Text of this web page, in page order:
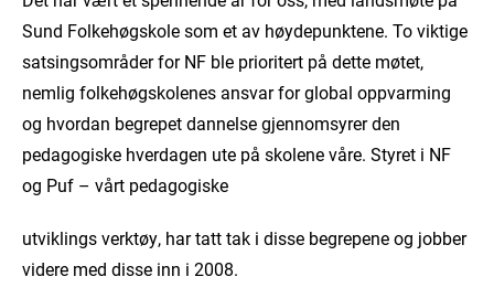
Sund Folkehøgskole som et av høydepunktene. To viktige
satsingsområder forNF ble prioritert på dette møtet,
nemlig folkehøgskolenes ansvar for global oppvarming
og hvordan begrepet dannelse gjennomsyrer den
pedagogiske hverdagen ute på skolene våre. Styret i NF
og Puf – vårt pedagogiske
utviklings verktøy, har tatt tak i disse begrepene og jobber
videre med disse inn i 2008.